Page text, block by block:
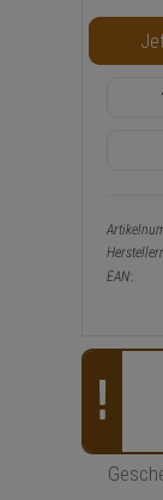
oder
EAN: